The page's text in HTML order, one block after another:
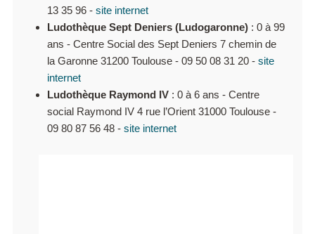
13 35 96 - site internet
Ludothèque Sept Deniers (Ludogaronne): 0 à 99
ans - Centre Social des Sept Deniers 7 chemin de
la Garonne 31200 Toulouse - 09 50 08 31 20 - site
internet
Ludothèque Raymond IV: 0 à 6 ans - Centre
social Raymond IV 4 rue l’Orient 31000 Toulouse -
09 80 87 56 48 - site internet